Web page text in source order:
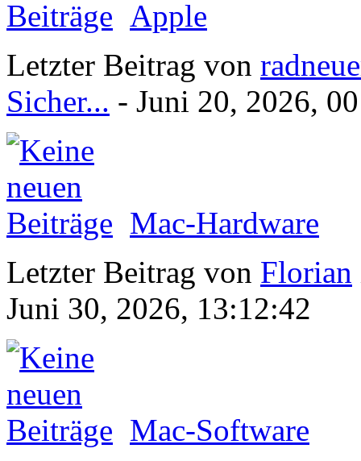
Apple
Letzter Beitrag von
Sicher... - Juni 20, 2026,
Mac-Hardware
Letzter Beitrag von Florian
Juni 30, 2026, 13:12:42
Mac-Software